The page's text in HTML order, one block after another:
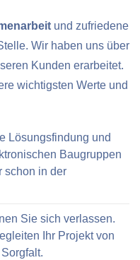
und zufriedene
Wir haben uns über
Kunden erarbeitet.
wichtigsten Werte und
Lösungsfindung und
Baugruppen
schon in der
Sie sich verlassen.
Ihr Projekt von